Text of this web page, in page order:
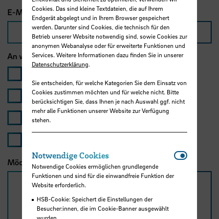
E-Mail-Adresse*
An welchem Termin möchten Sie teilnehmen?*
06.05.26, 17:00 Uhr
15.06.26, 18:00 Uhr
Möchten Sie uns vorab etwas mitteilen?
Cookies. Das sind kleine Textdateien, die auf Ihrem
Endgerät abgelegt und in Ihrem Browser gespeichert
werden. Darunter sind Cookies, die technisch für den
Betrieb unserer Website notwendig sind, sowie Cookies zur
anonymen Webanalyse oder für erweiterte Funktionen und
Services. Weitere Informationen dazu finden Sie in unserer
Datenschutzerklärung.
Sie entscheiden, für welche Kategorien Sie dem Einsatz von
Cookies zustimmen möchten und für welche nicht. Bitte
berücksichtigen Sie, dass Ihnen je nach Auswahl ggf. nicht
mehr alle Funktionen unserer Website zur Verfügung
stehen.
Notwendige Cookies
Notwendige Cookies ermöglichen grundlegende
Funktionen und sind für die einwandfreie Funktion der
Website erforderlich.
HSB-Cookie: Speichert die Einstellungen der
Besucher:innen, die im Cookie-Banner ausgewählt